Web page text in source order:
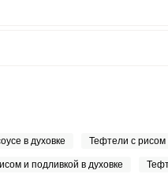
в духовке Тефтели с рисом
и подливкой в духовке